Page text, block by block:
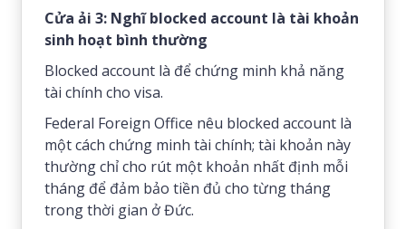
Cửa ải 3: Nghĩ blocked account là tài khoản
sinh hoạt bình thường
Blocked account là để chứng minh khả năng
tài chính cho visa.
Federal Foreign Office nêu blocked account là
một cách chứng minh tài chính; tài khoản này
thường chỉ cho rút một khoản nhất định mỗi
tháng để đảm bảo tiền đủ cho từng tháng
trong thời gian ở Đức.